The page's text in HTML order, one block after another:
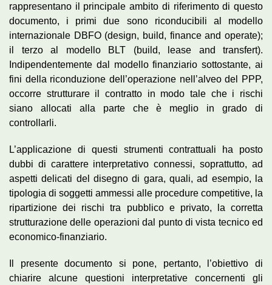
rappresentano il principale ambito di riferimento di questo
documento, i primi due sono riconducibili al modello
internazionale DBFO (design, build, finance and operate);
il terzo al modello BLT (build, lease and transfert).
Indipendentemente dal modello finanziario sottostante, ai
fini della riconduzione dell’operazione nell’alveo del PPP,
occorre strutturare il contratto in modo tale che i rischi
siano allocati alla parte che è meglio in grado di
controllarli.
L’applicazione di questi strumenti contrattuali ha posto
dubbi di carattere interpretativo connessi, soprattutto, ad
aspetti delicati del disegno di gara, quali, ad esempio, la
tipologia di soggetti ammessi alle procedure competitive, la
ripartizione dei rischi tra pubblico e privato, la corretta
strutturazione delle operazioni dal punto di vista tecnico ed
economico-finanziario.
Il presente documento si pone, pertanto, l’obiettivo di
chiarire alcune questioni interpretative concernenti gli